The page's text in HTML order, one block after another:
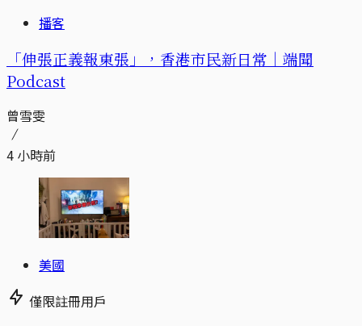
播客
「伸張正義報東張」，香港市民新日常｜端聞
Podcast
曾雪雯
4 小時前
美國
僅限註冊用戶